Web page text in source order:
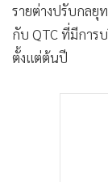
รายต่างปรับกลยุ
กับ QTC ที่มีการ
ตั้งแต่ต้นปี